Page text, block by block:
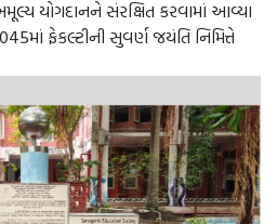
યોગદાનને સંરક્ષિત કરવામાં આવ્યા
ફેકલ્ટીની સુવર્ણ જયંતિ નિમિત્તે